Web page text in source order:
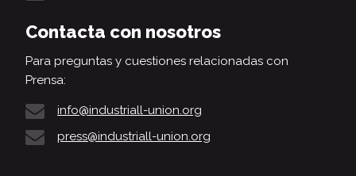
Contacta con nosotros
Para preguntas y cuestiones relacionadas con
Prensa:
info@industriall-union.org
press@industriall-union.org